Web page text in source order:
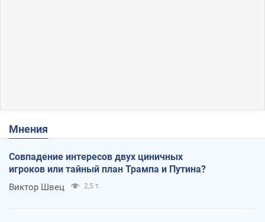
Мнения
Совпадение интересов двух циничных
игроков или тайный план Трампа и Путина?
Виктор Швец 2,5 т.